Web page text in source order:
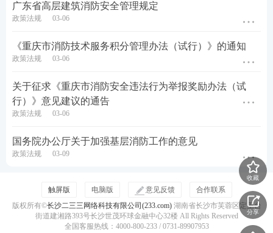
扫码添加学霸君，获取更多行业动态/考试资讯↓↓↓
霸笔记
一消
答题闯关
一级消防工程师考点、难点太多记不住？233网校老
广东省高层建筑消防安全管理规定
政策法规 03-06
《重庆市消防技术服务积分管理办法（试行）》的通知
政策法规 03-06
关于征求《重庆市消防安全违法行为举报奖励办法（试
行）》意见建议的通告
政策法规 03-06
国务院办公厅关于加强基层消防工作的意见
政策法规 03-09
收藏
分享
触屏版 电脑版 意见反馈
合作联系
版权所有©长沙二三三网络科技有限公司(233.com)湖南省长沙市芙蓉区定王台
街道建湘路393号长沙世茂环球金融中心32楼 All Rights Reserved
全国客服热线：4000-800-233 / 0731-89907953